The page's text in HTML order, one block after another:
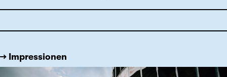
→ Impressionen